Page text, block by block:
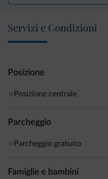
organizzano anche delle
Altri servizi: noleggio bici,
Servizi e Condizioni
Posizione
Posizione centrale
Parcheggio
Parcheggio gratuito
Famiglie e bambini